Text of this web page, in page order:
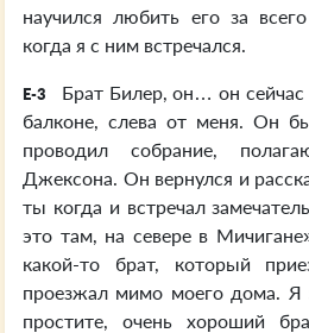
научился любить его за
когда я с ним встречался.
E-3
Брат Билер, он… он сейчас
балконе, слева от меня. Он
проводил собрание,
Джексона. Он вернулся и
ты когда и встречал
это там, на севере в
какой-то брат, который
проезжал мимо моего дома. Я
простите, очень хороший